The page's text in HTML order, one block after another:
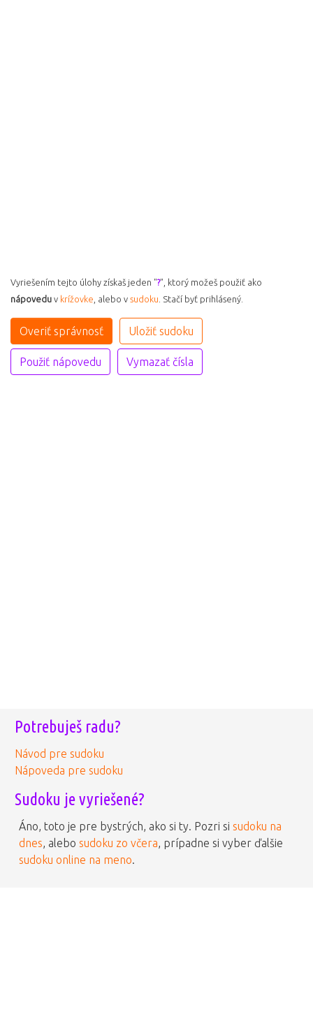
Vyriešením tejto úlohy získaš jeden "?", ktorý možeš použiť ako
nápovedu v krížovke , alebo v sudoku . Stačí byť prihlásený.
Potrebuješ radu?
Návod pre sudoku
Nápoveda pre sudoku
Sudoku je vyriešené?
Áno, toto je pre bystrých, ako si ty. Pozri si sudoku na
dnes , alebo sudoku zo včera , prípadne si vyber ďalšie
sudoku online na meno